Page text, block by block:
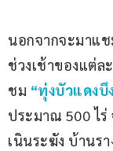
นอกจากจะมาแ
ช่วงเช้าของแต่ล
ชม “ทุ่งบัวแดงบึ
ประมาณ 500 ไ
เนินระฆัง บ้านร